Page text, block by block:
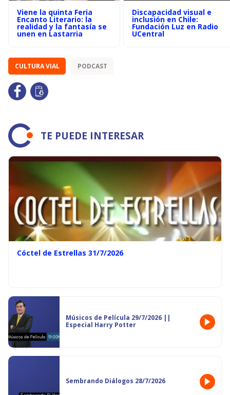
Viene la quinta Feria
Encanto Literario: la
realidad y la fantasía se
unen en Lastarria
Discapacidad visual e
inclusión en Chile:
Fundación Luz en Radio
UCentral
CULTURA VIAL PODCAST
TE PUEDE INTERESAR
Cóctel de Estrellas 31/7/2026
Músicos de Película 29/7/2026 ||
Especial Harry Potter
Sembrando Diálogos 28/7/2026